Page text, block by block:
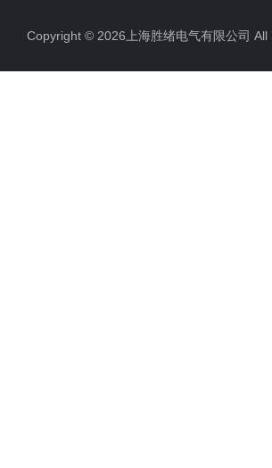
Copyright © 2026上海胜绪电气有限公司